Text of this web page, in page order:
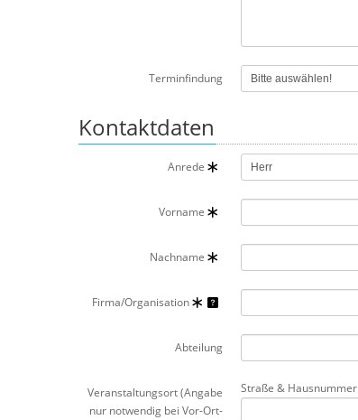
Terminfindung
Kontaktdaten
Anrede
Vorname
Nachname
Firma/Organisation
Abteilung
Veranstaltungsort (Angabe
nur notwendig bei Vor-Ort-
Straße & Hausnummer